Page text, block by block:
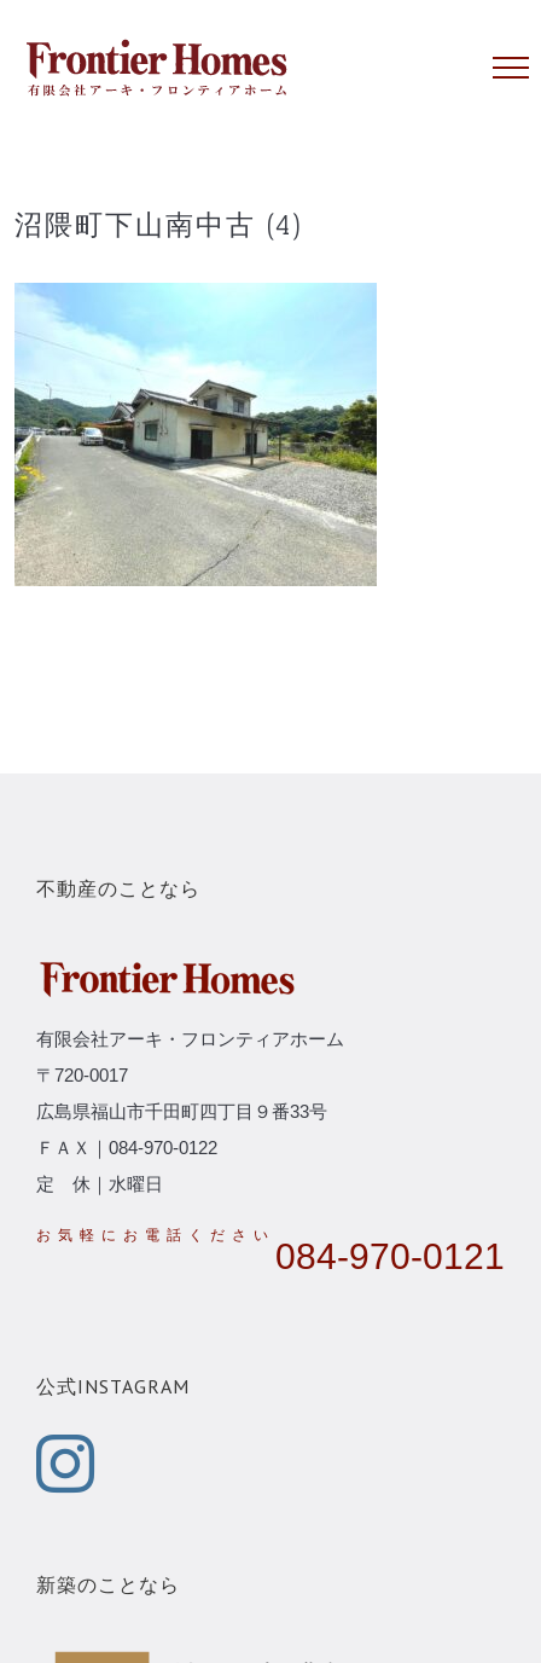
content
沼隈町下山南中古 (4)
不動産のことなら
有限会社アーキ・フロンティアホーム
〒720-0017
広島県福山市千田町四丁目９番33号
ＦＡＸ｜084-970-0122
定 休｜水曜日
084-970-0121
公式INSTAGRAM
新築のことなら